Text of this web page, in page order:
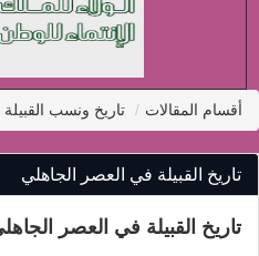
أقسام المقالات تاريخ ونسب القبيلة
تاريخ القبيلة في العصر الجاهلي
تاريخ القبيلة في العصر الجاهلي